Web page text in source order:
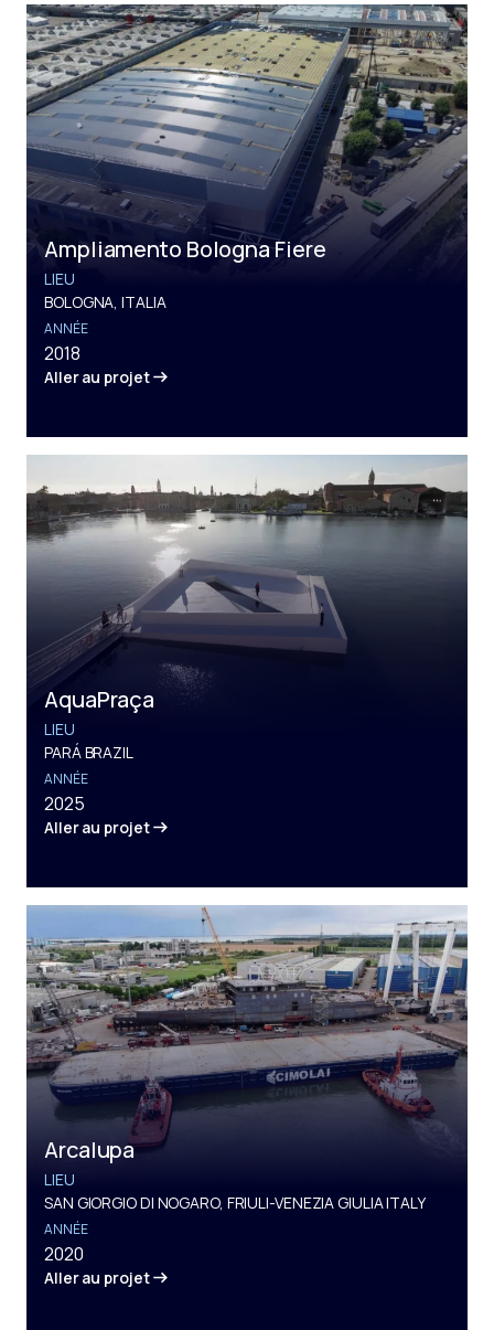
Ampliamento Bologna Fiere
LIEU
BOLOGNA, ITALIA
ANNÉE
2018
Aller au projet
AquaPraça
LIEU
PARÁ BRAZIL
ANNÉE
2025
Aller au projet
Arcalupa
LIEU
SAN GIORGIO DI NOGARO, FRIULI-VENEZIA GIULIA ITALY
ANNÉE
2020
Aller au projet